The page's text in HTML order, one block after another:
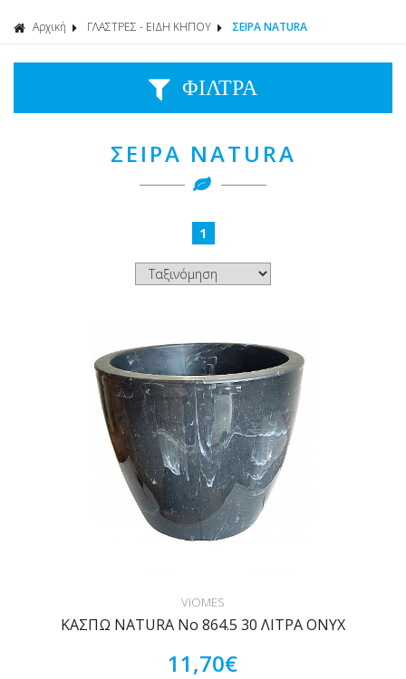
Αρχική ΓΛΑΣΤΡΕΣ - ΕΙΔΗ ΚΗΠΟΥ ΣΕΙΡΑ NATURA
ΦΙΛΤΡΑ
ΣΕΙΡΑ NATURA
1
VIOMES
ΚΑΣΠΩ NATURA Νο 864.5 30 ΛΙΤΡΑ ONYX
11,70€